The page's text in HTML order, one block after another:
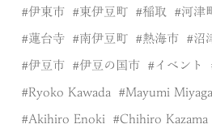
伊東市 東伊豆町 稲取 河津
蓮台寺 南伊豆町 熱海市 沼
伊豆市 伊豆の国市 イベント
Ryoko Kawada Mayumi
Akihiro Enoki Chihiro Kazama